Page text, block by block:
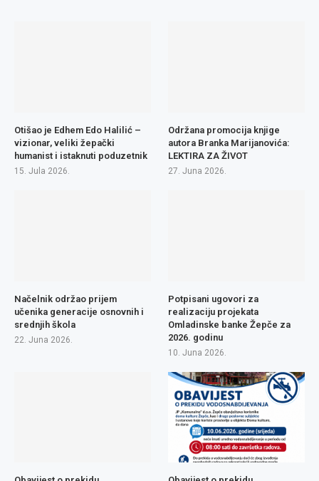
Otišao je Edhem Edo Halilić –
vizionar, veliki žepački
humanist i istaknuti poduzetnik
15. Jula 2026.
Održana promocija knjige
autora Branka Marijanovića:
LEKTIRA ZA ŽIVOT
27. Juna 2026.
Načelnik održao prijem
učenika generacije osnovnih i
srednjih škola
22. Juna 2026.
Potpisani ugovori za
realizaciju projekata
Omladinske banke Žepče za
2026. godinu
10. Juna 2026.